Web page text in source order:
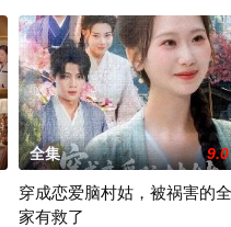
全集 9.0
穿成恋爱脑村姑，被祸害的全
家有救了